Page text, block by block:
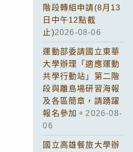
階段轉組申請(8月13
日中午12點截
止)2026-08-06
運動部委請國立東華
大學辦理「適應運動
共學行動站」第二階
段與離島場研習海報
及各區簡章，請踴躍
報名參加。 2026-08-
06
國立高雄餐旅大學辦